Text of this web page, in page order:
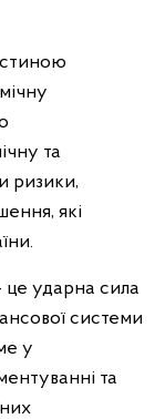
та
ризики,
які
це ударна сила
системи
у
та